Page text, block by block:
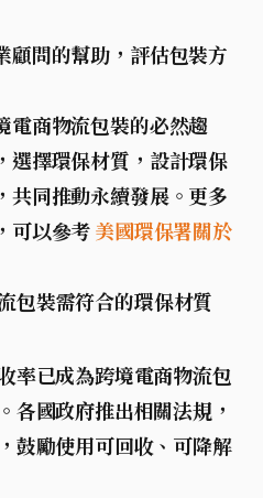
顧問的幫助，評估包裝方
電商物流包裝的必然趨
選擇環保材質，設計環保
共同推動永續發展。更多
可以參考 美國環保署關於
包裝需符合的環保材質
率已成為跨境電商物流包
各國政府推出相關法規，
鼓勵使用可回收、可降解